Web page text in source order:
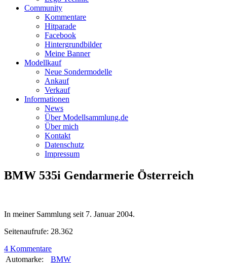
Community
Kommentare
Hitparade
Facebook
Hintergrundbilder
Meine Banner
Modellkauf
Neue Sondermodelle
Ankauf
Verkauf
Informationen
News
Über Modellsammlung.de
Über mich
Kontakt
Datenschutz
Impressum
BMW 535i Gendarmerie Österreich
In meiner Sammlung seit 7. Januar 2004.
Seitenaufrufe: 28.362
4 Kommentare
Automarke:
BMW